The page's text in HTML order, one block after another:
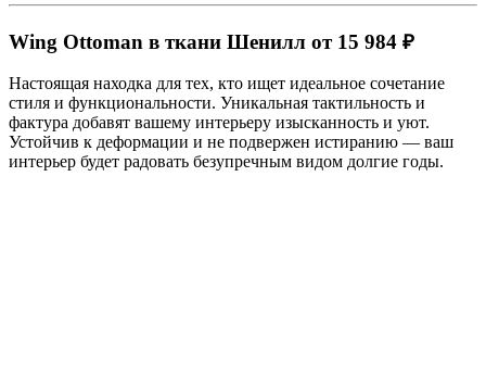
Wing Ottoman в ткани Шенилл от 15 984 ₽
Настоящая находка для тех, кто ищет идеальное сочетание
стиля и функциональности. Уникальная тактильность и
фактура добавят вашему интерьеру изысканность и уют.
Устойчив к деформации и не подвержен истиранию — ваш
интерьер будет радовать безупречным видом долгие годы.